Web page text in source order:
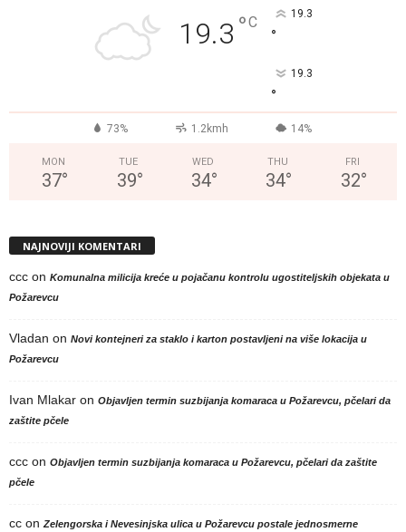
19.3 °C 19.3
°
19.3
°
73% 1.2kmh 14%
MON
37°
TUE
39°
WED
34°
THU
34°
FRI
32°
NAJNOVIJI KOMENTARI
ccc on Komunalna milicija kreće u pojačanu kontrolu ugostiteljskih objekata u
Požarevcu
Vladan on Novi kontejneri za staklo i karton postavljeni na više lokacija u
Požarevcu
Ivan Mlakar on Objavljen termin suzbijanja komaraca u Požarevcu, pčelari da
zaštite pčele
ccc on Objavljen termin suzbijanja komaraca u Požarevcu, pčelari da zaštite
pčele
cc on Zelengorska i Nevesinjska ulica u Požarevcu postale jednosmerne